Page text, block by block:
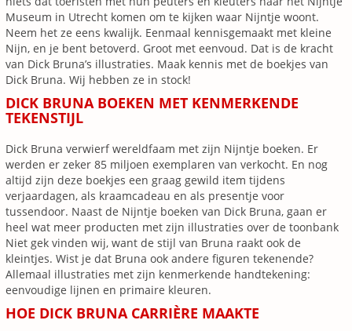
Museum in Utrecht komen om te kijken waar Nijntje woont.
Neem het ze eens kwalijk. Eenmaal kennisgemaakt met kleine
Nijn, en je bent betoverd. Groot met eenvoud. Dat is de kracht
van Dick Bruna’s illustraties. Maak kennis met de boekjes van
Dick Bruna. Wij hebben ze in stock!
DICK BRUNA BOEKEN MET KENMERKENDE
TEKENSTIJL
Dick Bruna verwierf wereldfaam met zijn Nijntje boeken. Er
werden er zeker 85 miljoen exemplaren van verkocht. En nog
altijd zijn deze boekjes een graag gewild item tijdens
verjaardagen, als kraamcadeau en als presentje voor
tussendoor. Naast de Nijntje boeken van Dick Bruna, gaan er
heel wat meer producten met zijn illustraties over de toonbank
Niet gek vinden wij, want de stijl van Bruna raakt ook de
kleintjes. Wist je dat Bruna ook andere figuren tekenende?
Allemaal illustraties met zijn kenmerkende handtekening:
eenvoudige lijnen en primaire kleuren.
HOE DICK BRUNA CARRIÈRE MAAKTE